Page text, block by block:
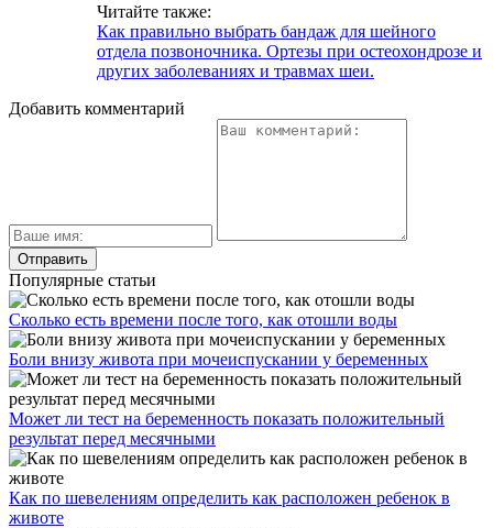
Читайте также:
Как правильно выбрать бандаж для шейного
отдела позвоночника. Ортезы при остеохондрозе и
других заболеваниях и травмах шеи.
Добавить комментарий
Популярные статьи
Сколько есть времени после того, как отошли воды
Боли внизу живота при мочеиспускании у беременных
Может ли тест на беременность показать положительный
результат перед месячными
Как по шевелениям определить как расположен ребенок в
животе